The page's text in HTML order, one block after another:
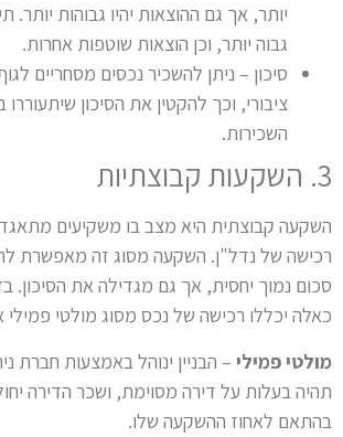
יותר, אך גם ההוצאות יהיו גבוהות יותר.
גבוה יותר, וכן הוצאות שוטפות אחרות.
סיכון – ניתן להשכיר נכסים מסחריים
ציבורי, וכך להקטין את הסיכון
השכירות.
3. השקעות קבוצתיות
השקעה קבוצתית היא מצב בו משקיעים
רכישה של נדל"ן. השקעה מסוג זה מאפשרת
סכום נמוך יחסית, אך גם מגדילה את הסיכון.
כאלה יכללו רכישה של נכס מסוג מולטי פמילי
מולטי פמילי – הבניין ינוהל באמצעות חברת
תהיה בעלות על דירה מסוימת, ושכר הדירה
בהתאם לאחוז ההשקעה שלו.